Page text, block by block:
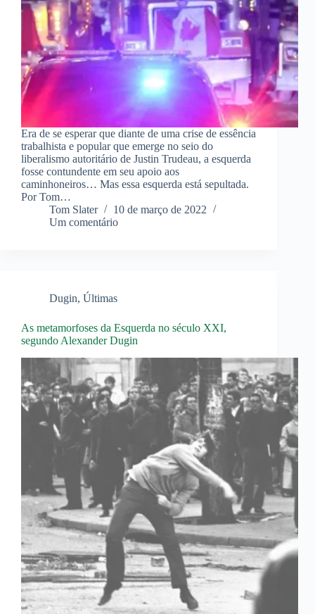
Era de se esperar que diante de uma crise de essência
trabalhista e popular que emerge no seio do
liberalismo autoritário de Justin Trudeau, a esquerda
fosse contundente em seu apoio aos
caminhoneiros… Mas essa esquerda está sepultada.
Por Tom…
Tom Slater
10 de março de 2022
Um comentário
Dugin, Últimas
As metamorfoses da Esquerda no século XXI,
segundo Alexander Dugin